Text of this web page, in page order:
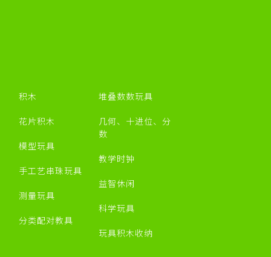
积木
花片积木
模型玩具
手工艺串珠玩具
测量玩具
分类配对教具
堆叠数数玩具
几何、十进位、分
数
教学时钟
益智休闲
科学玩具
玩具积木收纳